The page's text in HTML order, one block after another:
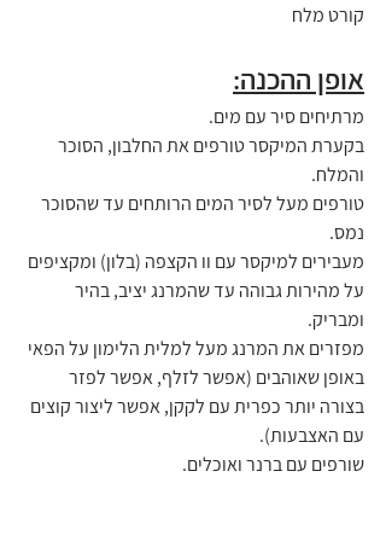
קורט מלח
אופן ההכנה:
מרתיחים סיר עם מים.
בקערת המיקסר טורפים את החלבון, הסוכר
והמלח.
טורפים מעל לסיר המים הרותחים עד שהסוכר
נמס.
מעבירים למיקסר עם וו הקצפה (בלון) ומקציפים
על מהירות גבוהה עד שהמרנג יציב, בהיר
ומבריק.
מפזרים את המרנג מעל למלית הלימון על הפאי
באופן שאוהבים (אפשר לזלף, אפשר לפזר
בצורה יותר כפרית עם לקקן, אפשר ליצור קוצים
עם האצבעות).
שורפים עם ברנר ואוכלים.